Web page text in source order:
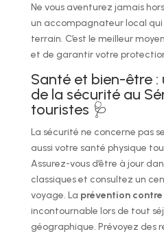
Ne vous aventurez jamais
un accompagnateur local
terrain. C’est le meilleur
et de garantir votre
Santé et bien-être :
de la sécurité au
touristes 🩺
La sécurité ne concerne pas
aussi votre santé physique
Assurez-vous d’être à jour
classiques et consultez un
voyage. La prévention
incontournable lors de tout
géographique. Prévoyez des